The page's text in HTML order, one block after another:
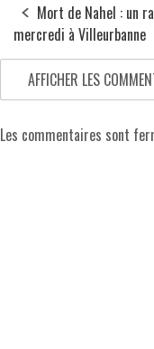
Mort de Nahel : un
mercredi à Villeurbanne
AFFICHER LES
Les commentaires sont